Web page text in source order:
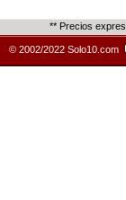
** Precios
© 2002/2022 Solo10.com